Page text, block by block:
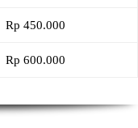
Rp 450.000
Rp 600.000